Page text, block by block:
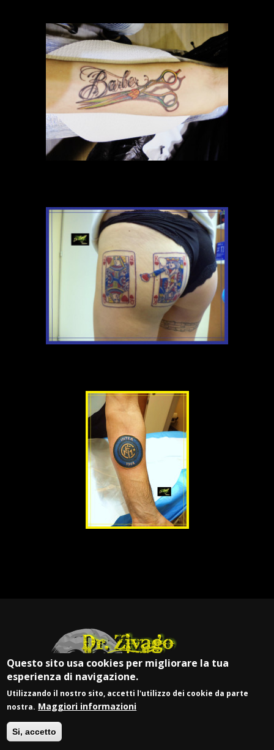
Questo sito usa cookies per migliorare la tua
esperienza di navigazione.
Utilizzando il nostro sito, accetti l'utilizzo dei cookie da parte
nostra. Maggiori informazioni
Si, accetto